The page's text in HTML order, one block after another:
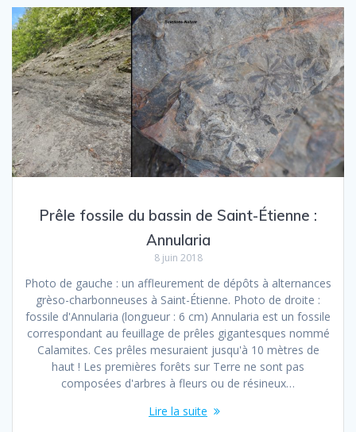
Prêle fossile du bassin de Saint-Étienne :
Annularia
8 juin 2018
Photo de gauche : un affleurement de dépôts à alternances
grèso-charbonneuses à Saint-Étienne. Photo de droite :
fossile d'Annularia (longueur : 6 cm) Annularia est un fossile
correspondant au feuillage de prêles gigantesques nommé
Calamites. Ces prêles mesuraient jusqu'à 10 mètres de
haut ! Les premières forêts sur Terre ne sont pas
composées d'arbres à fleurs ou de résineux…
Lire la suite